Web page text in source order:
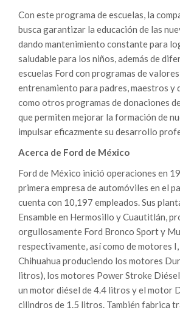
Con este programa de escuelas, la
busca garantizar la educación de las
dando mantenimiento constante para
saludable para los niños, además de
escuelas Ford con programas de
entrenamiento para padres, maestros y
como otros programas de donaciones
que permiten mejorar la formación de
impulsar eficazmente su desarrollo
Acerca de Ford de México
Ford de México inició operaciones en
primera empresa de automóviles en el
cuenta con 10,197 empleados. Sus
Ensamble en Hermosillo y Cuautitlán,
orgullosamente Ford Bronco Sport y
respectivamente, así como de motores
Chihuahua produciendo los motores
litros), los motores Power Stroke
un motor diésel de 4.4 litros y el motor
cilindros de 1.5 litros. También fabrica